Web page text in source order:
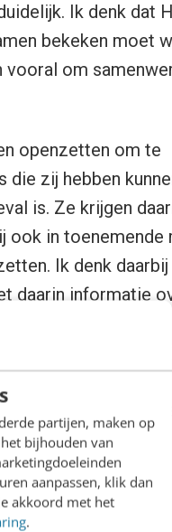
partijen, maken op
bijhouden van
aanpassen, klik dan
akkoord met het
.
Ik denk dat
bekeken moet
om
openzetten om te
die zij hebben
is. Ze krijgen
ook in toenemende
Ik denk daarbij
daarin informatie
ze gewerkt
worden met
bij
op af komen en